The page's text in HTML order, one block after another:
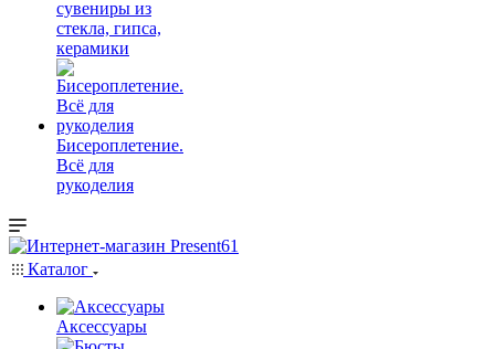
сувениры из
стекла, гипса,
керамики
Бисероплетение.
Всё для
рукоделия
Каталог
Аксессуары